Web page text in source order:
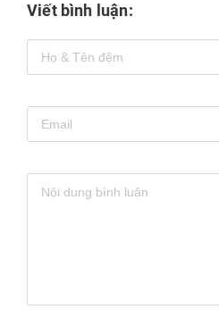
Viết bình luận: